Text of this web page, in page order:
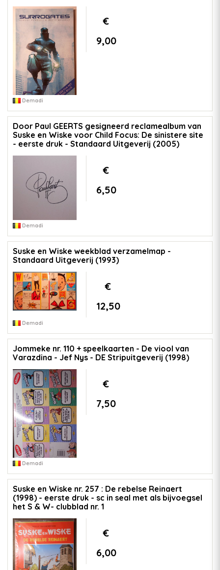
€
9,00
Demadi
Door Paul GEERTS gesigneerd reclamealbum van
Suske en Wiske voor Child Focus: De sinistere site
- eerste druk - Standaard Uitgeverij (2005)
€
6,50
Demadi
Suske en Wiske weekblad verzamelmap -
Standaard Uitgeverij (1993)
€
12,50
Demadi
Jommeke nr. 110 + speelkaarten - De viool van
Varazdina - Jef Nys - DE Stripuitgeverij (1998)
€
7,50
Demadi
Suske en Wiske nr. 257 : De rebelse Reinaert
(1998) - eerste druk - sc in seal met als bijvoegsel
het S & W- clubblad nr. 1
€
6,00